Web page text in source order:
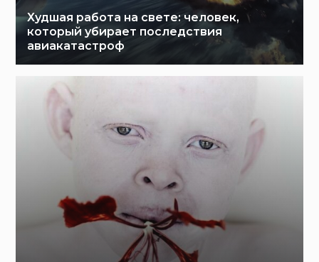
Худшая работа на свете: человек,
который убирает последствия
авиакатастроф